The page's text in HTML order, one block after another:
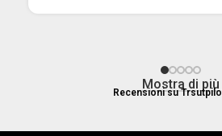
Mostra di più
Recensioni su